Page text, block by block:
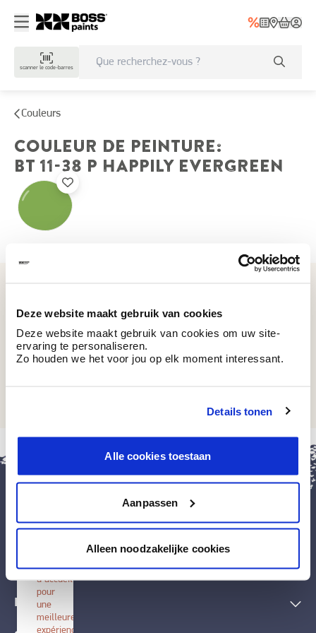
Deze website maakt gebruik van cookies
Deze website maakt gebruik van cookies om uw site-
ervaring te personaliseren.
Zo houden we het voor jou op elk moment interessant.
Details tonen
Alle cookies toestaan
Aanpassen
Alleen noodzakelijke cookies
scanner le code-barres
Couleurs
COULEUR DE PEINTURE:
BT 11-38 P HAPPILY EVERGREEN
Techniques décoratives
Inspiration
BOSS
application
écran
d'accueil
pour
une
meilleure
expérience.
fermer